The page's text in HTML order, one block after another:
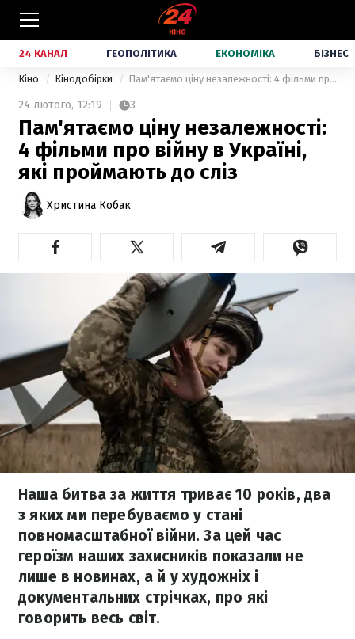
24 КАНАЛ ГЕОПОЛІТИКА ЕКОНОМІКА БІЗНЕС
Кіно Кінодобірки Пам'ятаємо ціну незалежності: 4 фільми про війну в Україні, які проймають до сліз
24 лютого, 12:19 3
Пам'ятаємо ціну незалежності:
4 фільми про війну в Україні,
які проймають до сліз
Христина Кобак
Наша битва за життя триває 10 років, два
з яких ми перебуваємо у стані
повномасштабної війни. За цей час
героїзм наших захисників показали не
лише в новинах, а й у художніх і
документальних стрічках, про які
говорить весь світ.